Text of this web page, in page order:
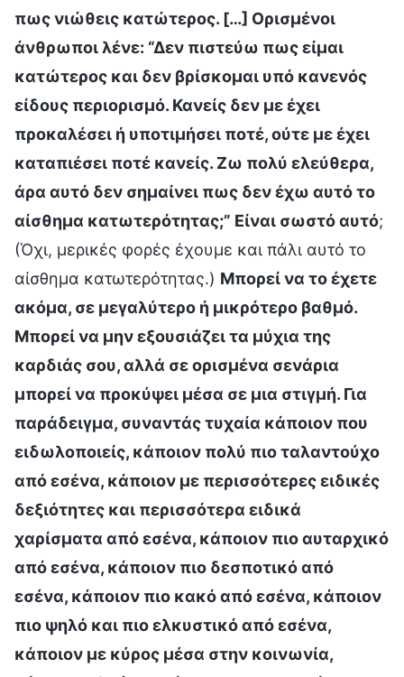
πως νιώθεις κατώτερος. […] Ορισμένοι
άνθρωποι λένε: “Δεν πιστεύω πως είμαι
κατώτερος και δεν βρίσκομαι υπό κανενός
είδους περιορισμό. Κανείς δεν με έχει
προκαλέσει ή υποτιμήσει ποτέ, ούτε με έχει
καταπιέσει ποτέ κανείς. Ζω πολύ ελεύθερα,
άρα αυτό δεν σημαίνει πως δεν έχω αυτό το
αίσθημα κατωτερότητας;” Είναι σωστό αυτό;
(Όχι, μερικές φορές έχουμε και πάλι αυτό το
αίσθημα κατωτερότητας.) Μπορεί να το έχετε
ακόμα, σε μεγαλύτερο ή μικρότερο βαθμό.
Μπορεί να μην εξουσιάζει τα μύχια της
καρδιάς σου, αλλά σε ορισμένα σενάρια
μπορεί να προκύψει μέσα σε μια στιγμή. Για
παράδειγμα, συναντάς τυχαία κάποιον που
ειδωλοποιείς, κάποιον πολύ πιο ταλαντούχο
από εσένα, κάποιον με περισσότερες ειδικές
δεξιότητες και περισσότερα ειδικά
χαρίσματα από εσένα, κάποιον πιο αυταρχικό
από εσένα, κάποιον πιο δεσποτικό από
εσένα, κάποιον πιο κακό από εσένα, κάποιον
πιο ψηλό και πιο ελκυστικό από εσένα,
κάποιον με κύρος μέσα στην κοινωνία,